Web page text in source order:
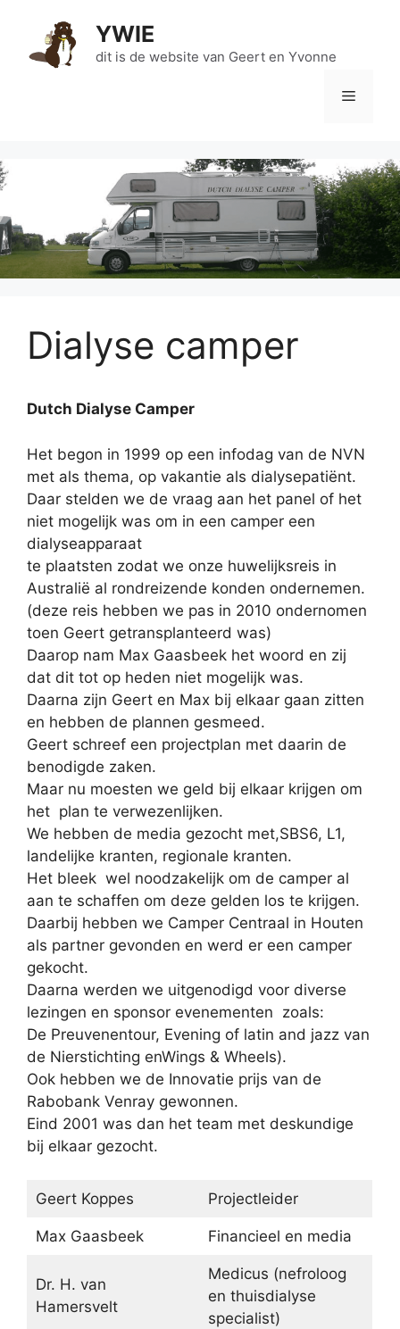
YWIE
dit is de website van Geert en Yvonne
Menu
Dialyse camper
Dutch Dialyse Camper
Het begon in 1999 op een infodag van de NVN
met als thema, op vakantie als dialysepatiënt.
Daar stelden we de vraag aan het panel of het
niet mogelijk was om in een camper een
dialyseapparaat
te plaatsten zodat we onze huwelijksreis in
Australië al rondreizende konden ondernemen.
(deze reis hebben we pas in 2010 ondernomen
toen Geert getransplanteerd was)
Daarop nam Max Gaasbeek het woord en zij
dat dit tot op heden niet mogelijk was.
Daarna zijn Geert en Max bij elkaar gaan zitten
en hebben de plannen gesmeed.
Geert schreef een projectplan met daarin de
benodigde zaken.
Maar nu moesten we geld bij elkaar krijgen om
het plan te verwezenlijken.
We hebben de media gezocht met,SBS6, L1,
landelijke kranten, regionale kranten.
Het bleek wel noodzakelijk om de camper al
aan te schaffen om deze gelden los te krijgen.
Daarbij hebben we Camper Centraal in Houten
als partner gevonden en werd er een camper
gekocht.
Daarna werden we uitgenodigd voor diverse
lezingen en sponsor evenementen zoals:
De Preuvenentour, Evening of latin and jazz van
de Nierstichting enWings & Wheels).
Ook hebben we de Innovatie prijs van de
Rabobank Venray gewonnen.
Eind 2001 was dan het team met deskundige
bij elkaar gezocht.
Geert Koppes Projectleider
Max Gaasbeek Financieel en media
Dr. H. van
Hamersvelt
Medicus (nefroloog
en thuisdialyse
specialist)